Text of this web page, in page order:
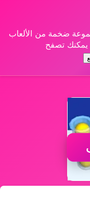
ضخمة من الألعاب
يمكنك تصفح